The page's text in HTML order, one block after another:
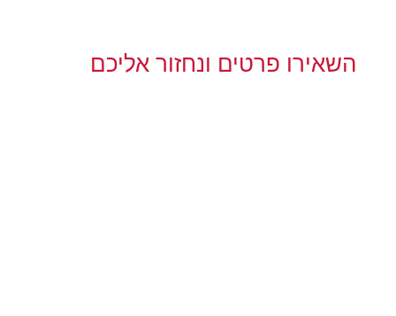
השאירו פרטים ונחזור אליכם